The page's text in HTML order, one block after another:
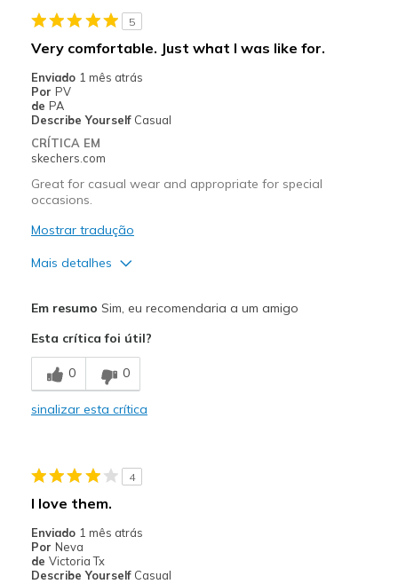
5
Very comfortable. Just what I was like for.
Enviado 1 mês atrás
Por PV
de PA
Describe Yourself Casual
CRÍTICA EM
skechers.com
Great for casual wear and appropriate for special
occasions.
Mostrar tradução
Mais detalhes
Comfortable
Stylish
Travel
Width
Sizing
View On Shoes
Shoes are for Wearing
Em resumo Sim, eu recomendaria a um amigo
Esta crítica foi útil?
0 0
sinalizar esta crítica
4
I love them.
Enviado 1 mês atrás
Por Neva
de Victoria Tx
Describe Yourself Casual